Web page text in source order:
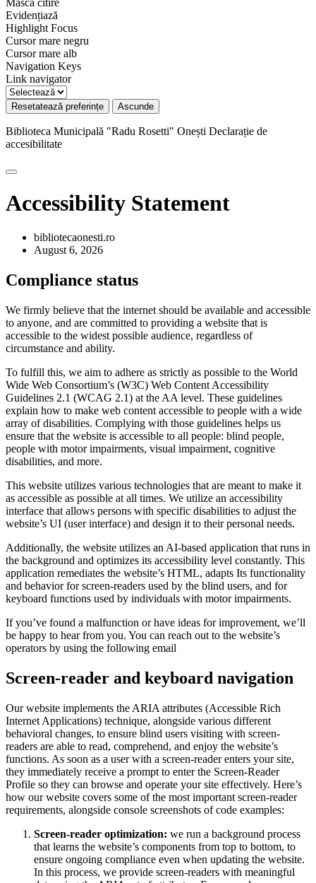
Mască citire
Evidențiază
Highlight Focus
Cursor mare negru
Cursor mare alb
Navigation Keys
Link navigator
Resetatează preferințe Ascunde
Biblioteca Municipală "Radu Rosetti" Onești Declarație de
accesibilitate
Accessibility Statement
bibliotecaonesti.ro
August 6, 2026
Compliance status
We firmly believe that the internet should be available and accessible
to anyone, and are committed to providing a website that is
accessible to the widest possible audience, regardless of
circumstance and ability.
To fulfill this, we aim to adhere as strictly as possible to the World
Wide Web Consortium’s (W3C) Web Content Accessibility
Guidelines 2.1 (WCAG 2.1) at the AA level. These guidelines
explain how to make web content accessible to people with a wide
array of disabilities. Complying with those guidelines helps us
ensure that the website is accessible to all people: blind people,
people with motor impairments, visual impairment, cognitive
disabilities, and more.
This website utilizes various technologies that are meant to make it
as accessible as possible at all times. We utilize an accessibility
interface that allows persons with specific disabilities to adjust the
website’s UI (user interface) and design it to their personal needs.
Additionally, the website utilizes an AI-based application that runs in
the background and optimizes its accessibility level constantly. This
application remediates the website’s HTML, adapts Its functionality
and behavior for screen-readers used by the blind users, and for
keyboard functions used by individuals with motor impairments.
If you’ve found a malfunction or have ideas for improvement, we’ll
be happy to hear from you. You can reach out to the website’s
operators by using the following email
Screen-reader and keyboard navigation
Our website implements the ARIA attributes (Accessible Rich
Internet Applications) technique, alongside various different
behavioral changes, to ensure blind users visiting with screen-
readers are able to read, comprehend, and enjoy the website’s
functions. As soon as a user with a screen-reader enters your site,
they immediately receive a prompt to enter the Screen-Reader
Profile so they can browse and operate your site effectively. Here’s
how our website covers some of the most important screen-reader
requirements, alongside console screenshots of code examples:
Screen-reader optimization: we run a background process
that learns the website’s components from top to bottom, to
ensure ongoing compliance even when updating the website.
In this process, we provide screen-readers with meaningful